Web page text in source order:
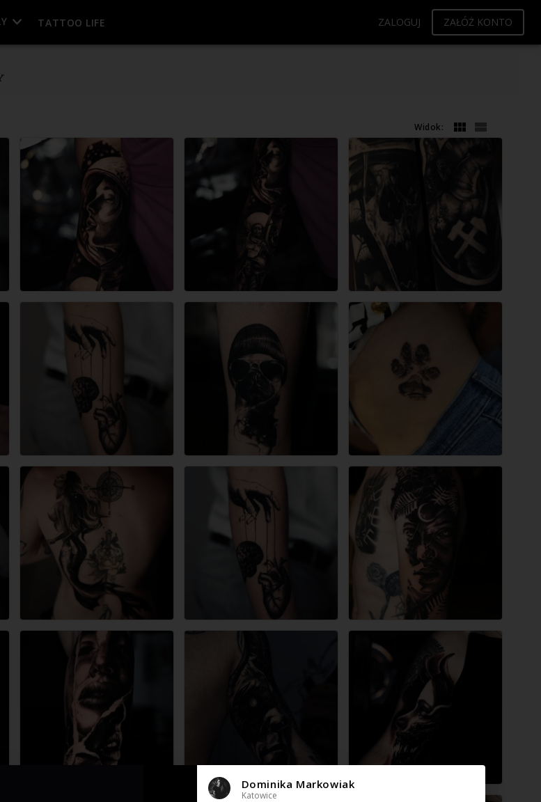
TATTOO LIFE ZALOGUJ ZAŁÓŻ KONTO
Widok:
Dominika Markowiak
Katowice